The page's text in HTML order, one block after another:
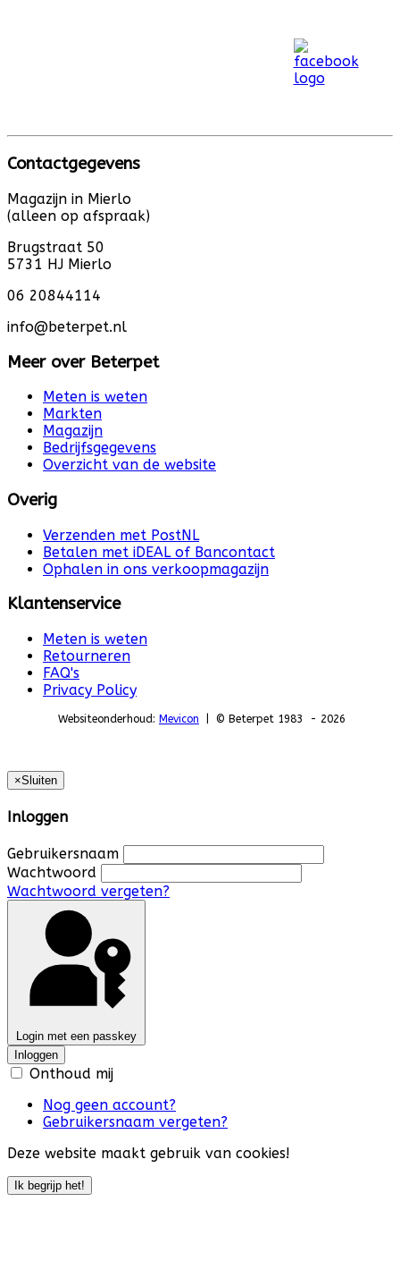
Contactgegevens
Magazijn in Mierlo
(alleen op afspraak)
Brugstraat 50
5731 HJ Mierlo
06 20844114
info@beterpet.nl
Meer over Beterpet
Meten is weten
Markten
Magazijn
Bedrijfsgegevens
Overzicht van de website
Overig
Verzenden met PostNL
Betalen met iDEAL of Bancontact
Ophalen in ons verkoopmagazijn
Klantenservice
Meten is weten
Retourneren
FAQ's
Privacy Policy
Websiteonderhoud: Mevicon | © Beterpet 1983 - 2026
×Sluiten
Inloggen
Gebruikersnaam
Wachtwoord
Wachtwoord vergeten?
Login met een passkey
Inloggen
Onthoud mij
Nog geen account?
Gebruikersnaam vergeten?
Deze website maakt gebruik van cookies!
Ik begrijp het!